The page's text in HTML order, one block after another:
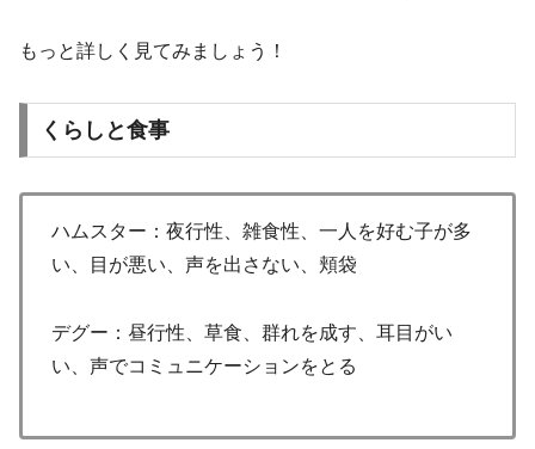
もっと詳しく見てみましょう！
くらしと食事
ハムスター：夜行性、雑食性、一人を好む子が多
い、目が悪い、声を出さない、頬袋
デグー：昼行性、草食、群れを成す、耳目がい
い、声でコミュニケーションをとる